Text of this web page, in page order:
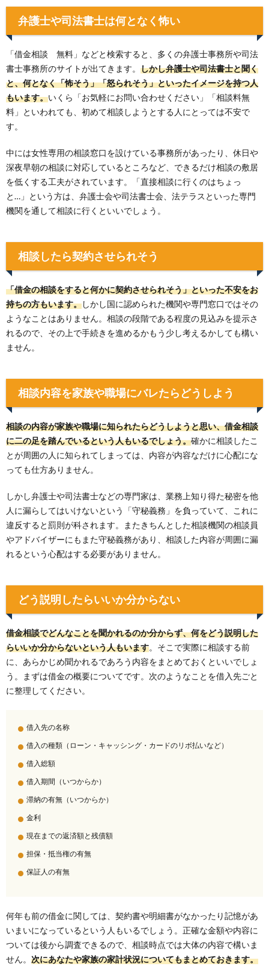
弁護士や司法書士は何となく怖い
「借金相談 無料」などと検索すると、多くの弁護士事務所や司法
書士事務所のサイトが出てきます。 しかし弁護士や司法書士と聞く
と、何となく「怖そう」「怒られそう」といったイメージを持つ人
もいます。いくら「お気軽にお問い合わせください」「相談料無
料」といわれても、初めて相談しようとする人にとっては不安で
す。
中には女性専用の相談窓口を設けている事務所があったり、休日や
深夜早朝の相談に対応しているところなど、できるだけ相談の敷居
を低くする工夫がされています。「直接相談に行くのはちょっ
と…」という方は、弁護士会や司法書士会、法テラスといった専門
機関を通して相談に行くといいでしょう。
相談したら契約させられそう
「借金の相談をすると何かに契約させられそう」といった不安をお
持ちの方もいます。しかし国に認められた機関や専門窓口ではその
ようなことはありません。相談の段階である程度の見込みを提示さ
れるので、その上で手続きを進めるかもう少し考えるかしても構い
ません。
相談内容を家族や職場にバレたらどうしよう
相談の内容が家族や職場に知られたらどうしようと思い、借金相談
に二の足を踏んでいるという人もいるでしょう。確かに相談したこ
とが周囲の人に知られてしまっては、内容が内容なだけに心配にな
っても仕方ありません。
しかし弁護士や司法書士などの専門家は、業務上知り得た秘密を他
人に漏らしてはいけないという「守秘義務」を負っていて、これに
違反すると罰則が科されます。またきちんとした相談機関の相談員
やアドバイザーにもまた守秘義務があり、相談した内容が周囲に漏
れるという心配はする必要がありません。
どう説明したらいいか分からない
借金相談でどんなことを聞かれるのか分からず、何をどう説明した
らいいか分からないという人もいます。そこで実際に相談する前
に、あらかじめ聞かれるであろう内容をまとめておくといいでしょ
う。まずは借金の概要についてです。次のようなことを借入先ごと
に整理してください。
借入先の名称
借入の種類（ローン・キャッシング・カードのリボ払いなど）
借入総額
借入期間（いつからか）
滞納の有無（いつからか）
金利
現在までの返済額と残債額
担保・抵当権の有無
保証人の有無
何年も前の借金に関しては、契約書や明細書がなかったり記憶があ
いまいになっているという人もいるでしょう。正確な金額や内容に
ついては後から調査できるので、相談時点では大体の内容で構いま
せん。 次にあなたや家族の家計状況についてもまとめておきます。